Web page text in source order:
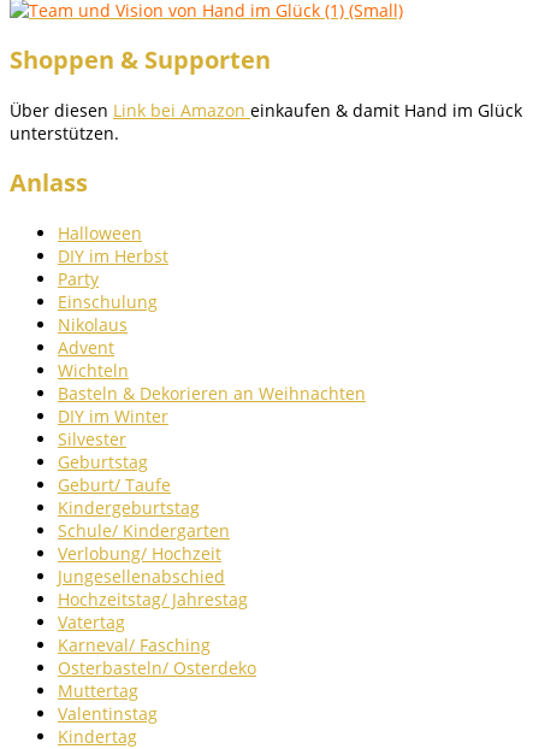
Shoppen & Supporten
Über diesen Link bei Amazon einkaufen & damit Hand im Glück
unterstützen.
Anlass
Halloween
DIY im Herbst
Party
Einschulung
Nikolaus
Advent
Wichteln
Basteln & Dekorieren an Weihnachten
DIY im Winter
Silvester
Geburtstag
Geburt/ Taufe
Kindergeburtstag
Schule/ Kindergarten
Verlobung/ Hochzeit
Jungesellenabschied
Hochzeitstag/ Jahrestag
Vatertag
Karneval/ Fasching
Osterbasteln/ Osterdeko
Muttertag
Valentinstag
Kindertag